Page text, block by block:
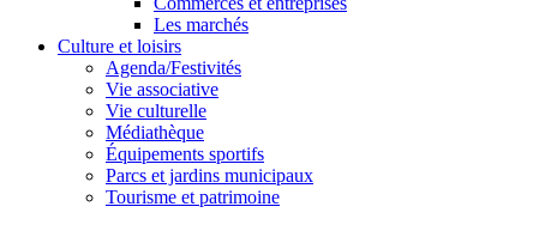
Les marchés
Culture et loisirs
Agenda/Festivités
Vie associative
Vie culturelle
Médiathèque
Équipements sportifs
Parcs et jardins municipaux
Tourisme et patrimoine